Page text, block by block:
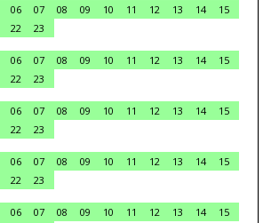
06 07 08 09 10 11 12 13 14
15
22
23
06 07 08 09 10 11 12 13 14
15
22
23
06 07 08 09 10 11 12 13 14
15
22
23
06 07 08 09 10 11 12 13 14
15
22
23
06 07 08 09 10 11 12 13 14
15